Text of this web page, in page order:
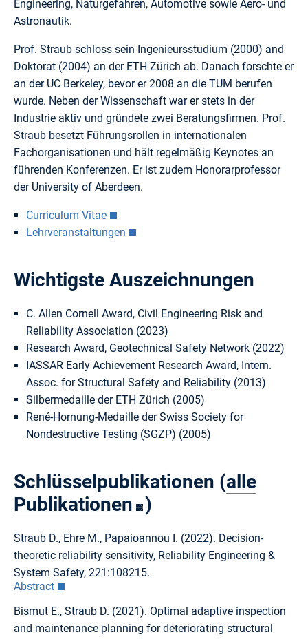
Engineering, Naturgefahren, Automotive sowie Aero- und
Astronautik.
Prof. Straub schloss sein Ingenieursstudium (2000) and
Doktorat (2004) an der ETH Zürich ab. Danach forschte er
an der UC Berkeley, bevor er 2008 an die TUM berufen
wurde. Neben der Wissenschaft war er stets in der
Industrie aktiv und gründete zwei Beratungsfirmen. Prof.
Straub besetzt Führungsrollen in internationalen
Fachorganisationen und hält regelmäßig Keynotes an
führenden Konferenzen. Er ist zudem Honorarprofessor
der University of Aberdeen.
Curriculum Vitae
Lehrveranstaltungen
Wichtigste Auszeichnungen
C. Allen Cornell Award, Civil Engineering Risk and
Reliability Association (2023)
Research Award, Geotechnical Safety Network (2022)
IASSAR Early Achievement Research Award, Intern.
Assoc. for Structural Safety and Reliability (2013)
Silbermedaille der ETH Zürich (2005)
René-Hornung-Medaille der Swiss Society for
Nondestructive Testing (SGZP) (2005)
Schlüsselpublikationen (alle
Publikationen )
Straub D., Ehre M., Papaioannou I. (2022). Decision-
theoretic reliability sensitivity, Reliability Engineering &
System Safety, 221:108215.
Abstract
Bismut E., Straub D. (2021). Optimal adaptive inspection
and maintenance planning for deteriorating structural